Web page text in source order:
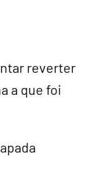
reverter
a que foi